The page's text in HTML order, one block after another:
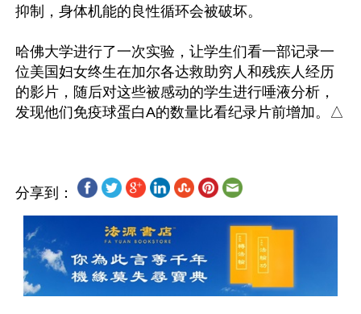
抑制，身体机能的良性循环会被破坏。
哈佛大学进行了一次实验，让学生们看一部记录一
位美国妇女终生在加尔各达救助穷人和残疾人经历
的影片，随后对这些被感动的学生进行唾液分析，
分享到：